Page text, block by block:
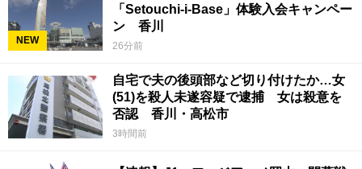
NEW
「Setouchi-i-Base」体験入会キャンペー
ン 香川
26分前
自宅で夫の後頭部など切り付けたか…女
(51)を殺人未遂容疑で逮捕 女は殺意を
否認 香川・高松市
3時間前